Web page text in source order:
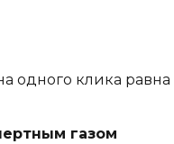
клика равна
газом